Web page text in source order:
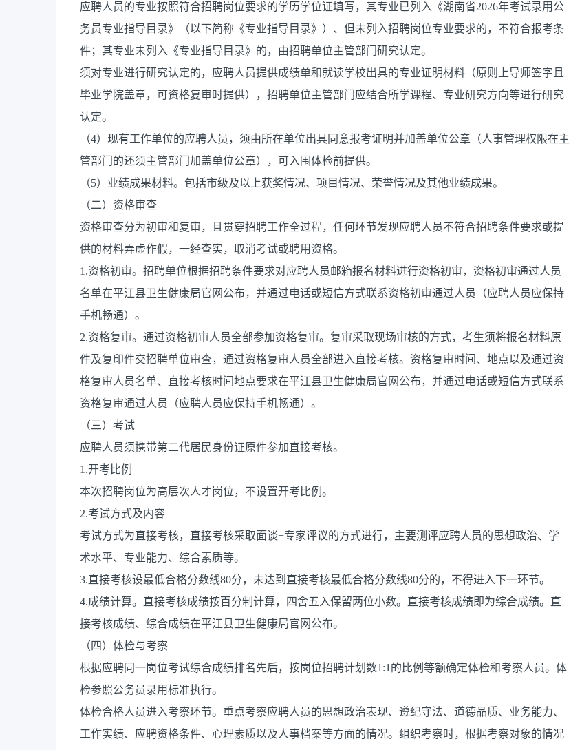
应聘人员的专业按照符合招聘岗位要求的学历学位证填写，其专业已列入《湖南省2026年考试录用公
务员专业指导目录》（以下简称《专业指导目录》）、但未列入招聘岗位专业要求的，不符合报考条
件；其专业未列入《专业指导目录》的，由招聘单位主管部门研究认定。
须对专业进行研究认定的，应聘人员提供成绩单和就读学校出具的专业证明材料（原则上导师签字且
毕业学院盖章，可资格复审时提供），招聘单位主管部门应结合所学课程、专业研究方向等进行研究
认定。
（4）现有工作单位的应聘人员，须由所在单位出具同意报考证明并加盖单位公章（人事管理权限在主
管部门的还须主管部门加盖单位公章），可入围体检前提供。
（5）业绩成果材料。包括市级及以上获奖情况、项目情况、荣誉情况及其他业绩成果。
（二）资格审查
资格审查分为初审和复审，且贯穿招聘工作全过程，任何环节发现应聘人员不符合招聘条件要求或提
供的材料弄虚作假，一经查实，取消考试或聘用资格。
1.资格初审。招聘单位根据招聘条件要求对应聘人员邮箱报名材料进行资格初审，资格初审通过人员
名单在平江县卫生健康局官网公布，并通过电话或短信方式联系资格初审通过人员（应聘人员应保持
手机畅通）。
2.资格复审。通过资格初审人员全部参加资格复审。复审采取现场审核的方式，考生须将报名材料原
件及复印件交招聘单位审查，通过资格复审人员全部进入直接考核。资格复审时间、地点以及通过资
格复审人员名单、直接考核时间地点要求在平江县卫生健康局官网公布，并通过电话或短信方式联系
资格复审通过人员（应聘人员应保持手机畅通）。
（三）考试
应聘人员须携带第二代居民身份证原件参加直接考核。
1.开考比例
本次招聘岗位为高层次人才岗位，不设置开考比例。
2.考试方式及内容
考试方式为直接考核，直接考核采取面谈+专家评议的方式进行，主要测评应聘人员的思想政治、学
术水平、专业能力、综合素质等。
3.直接考核设最低合格分数线80分，未达到直接考核最低合格分数线80分的，不得进入下一环节。
4.成绩计算。直接考核成绩按百分制计算，四舍五入保留两位小数。直接考核成绩即为综合成绩。直
接考核成绩、综合成绩在平江县卫生健康局官网公布。
（四）体检与考察
根据应聘同一岗位考试综合成绩排名先后，按岗位招聘计划数1:1的比例等额确定体检和考察人员。体
检参照公务员录用标准执行。
体检合格人员进入考察环节。重点考察应聘人员的思想政治表现、遵纪守法、道德品质、业务能力、
工作实绩、应聘资格条件、心理素质以及人事档案等方面的情况。组织考察时，根据考察对象的情况